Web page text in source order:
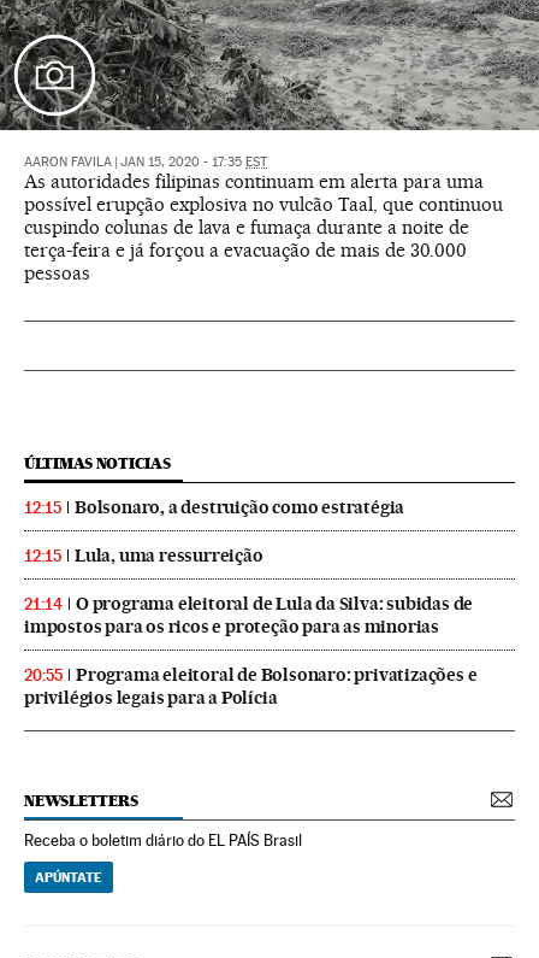
AARON FAVILA JAN 15, 2020 - 17:35 EST
As autoridades filipinas continuam em alerta para uma
possível erupção explosiva no vulcão Taal, que continuou
cuspindo colunas de lava e fumaça durante a noite de
terça-feira e já forçou a evacuação de mais de 30.000
pessoas
ÚLTIMAS NOTICIAS
12:15 Bolsonaro, a destruição como estratégia
12:15 Lula, uma ressurreição
21:14
O programa eleitoral de Lula da Silva: subidas de
impostos para os ricos e proteção para as minorias
20:55
Programa eleitoral de Bolsonaro: privatizações e
privilégios legais para a Polícia
NEWSLETTERS
Receba o boletim diário do EL PAÍS Brasil
APÚNTATE